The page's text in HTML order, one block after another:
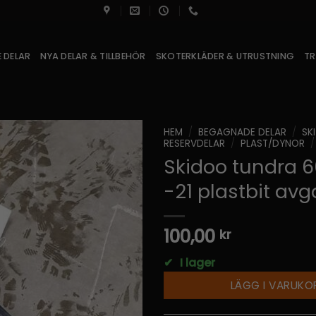
NYA DELAR & TILLBEHÖR SKOTERKLÄDER & UTRUSTNING
HEM / BEGAGNADE DELAR /
RESERVDELAR / PLAST/DYNOR /
Skidoo tundra
-21 plastbit
100,00 kr
✔ I lager
LÄGG I